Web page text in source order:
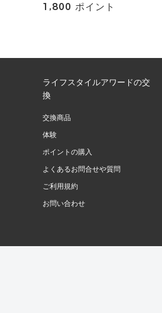
1,800 ポイント
ライフスタイルアワードの交
換
交換商品
体験
ポイントの購入
よくあるお問合せや質問
ご利用規約
お問い合わせ